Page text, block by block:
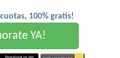
100% gratis!
YA!